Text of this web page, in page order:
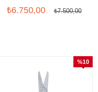
₺6.750,00 ₺7.500,00
%10